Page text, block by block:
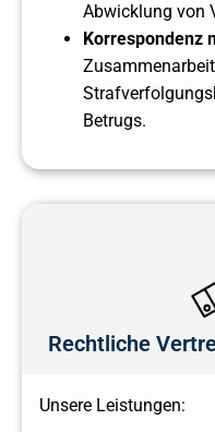
Abwicklung von
Korrespondenz
Betrugs.
Rechtliche
Unsere Leistungen: